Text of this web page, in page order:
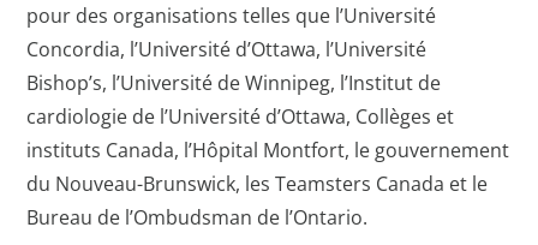
pour des organisations telles que l’Université
Concordia, l’Université d’Ottawa, l’Université
Bishop’s, l’Université de Winnipeg, l’Institut de
cardiologie de l’Université d’Ottawa, Collèges et
instituts Canada, l’Hôpital Montfort, le gouvernement
du Nouveau-Brunswick, les Teamsters Canada et le
Bureau de l’Ombudsman de l’Ontario.